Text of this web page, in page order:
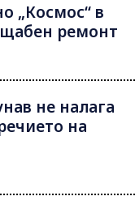
„Космос“ в
ремонт
не налага
на